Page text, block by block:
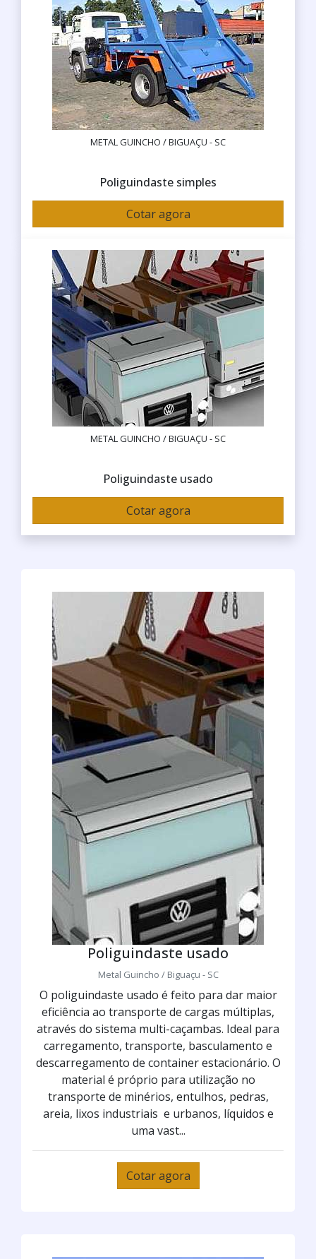
METAL GUINCHO / BIGUAÇU - SC
Poliguindaste simples
Cotar agora
METAL GUINCHO / BIGUAÇU - SC
Poliguindaste usado
Cotar agora
Poliguindaste usado
Metal Guincho / Biguaçu - SC
O poliguindaste usado é feito para dar maior
eficiência ao transporte de cargas múltiplas,
através do sistema multi-caçambas. Ideal para
carregamento, transporte, basculamento e
descarregamento de container estacionário. O
material é próprio para utilização no
transporte de minérios, entulhos, pedras,
areia, lixos industriais e urbanos, líquidos e
uma vast...
Cotar agora